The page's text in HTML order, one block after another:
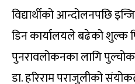
विद्यार्थीको आन्दोलनपछि
डिन कार्यालयले बढेको शुल्क
पुनरावलोकनका लागि
डा. हरिराम पराजुलीको